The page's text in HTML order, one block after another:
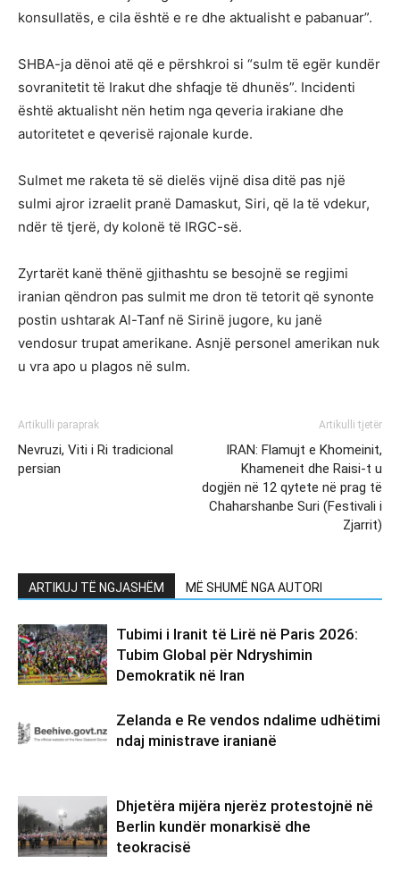
konsullatës, e cila është e re dhe aktualisht e pabanuar”.
SHBA-ja dënoi atë që e përshkroi si “sulm të egër kundër
sovranitetit të Irakut dhe shfaqje të dhunës”. Incidenti
është aktualisht nën hetim nga qeveria irakiane dhe
autoritetet e qeverisë rajonale kurde.
Sulmet me raketa të së dielës vijnë disa ditë pas një
sulmi ajror izraelit pranë Damaskut, Siri, që la të vdekur,
ndër të tjerë, dy kolonë të IRGC-së.
Zyrtarët kanë thënë gjithashtu se besojnë se regjimi
iranian qëndron pas sulmit me dron të tetorit që synonte
postin ushtarak Al-Tanf në Sirinë jugore, ku janë
vendosur trupat amerikane. Asnjë personel amerikan nuk
u vra apo u plagos në sulm.
Artikulli paraprak
Nevruzi, Viti i Ri tradicional
persian
Artikulli tjetër
IRAN: Flamujt e Khomeinit,
Khameneit dhe Raisi-t u
dogjën në 12 qytete në prag të
Chaharshanbe Suri (Festivali i
Zjarrit)
ARTIKUJ TË NGJASHËM MË SHUMË NGA AUTORI
Tubimi i Iranit të Lirë në Paris 2026:
Tubim Global për Ndryshimin
Demokratik në Iran
Zelanda e Re vendos ndalime udhëtimi
ndaj ministrave iranianë
Dhjetëra mijëra njerëz protestojnë në
Berlin kundër monarkisë dhe
teokracisë